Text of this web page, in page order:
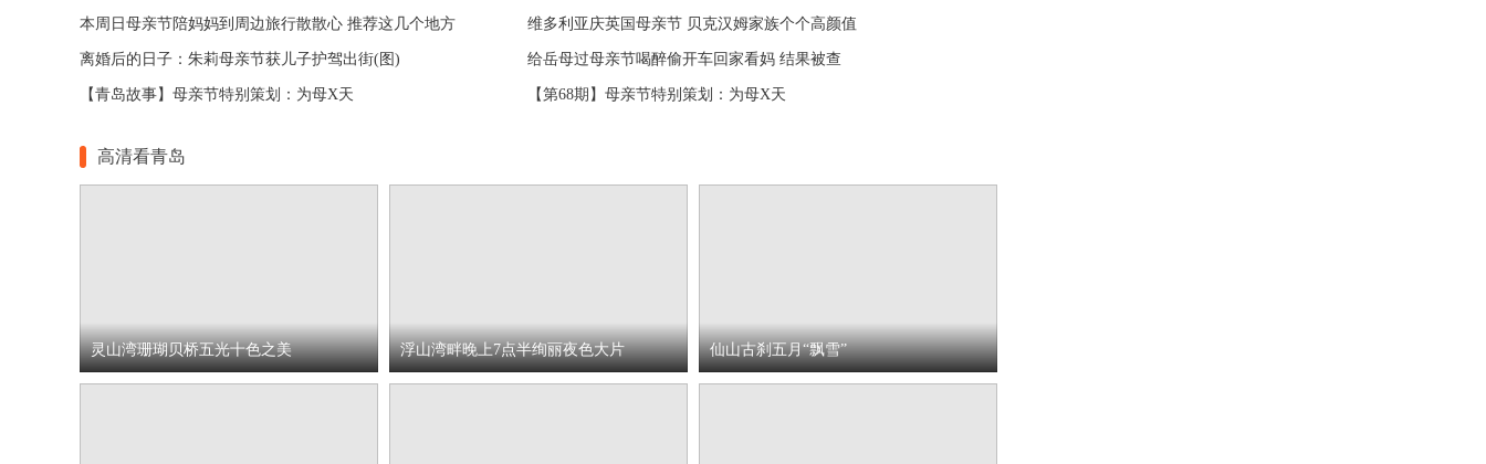
本周日母亲节陪妈妈到周边旅行散散心 推荐这几个地方 维多利亚庆英国母亲节 贝克汉姆家族个个高颜值
离婚后的日子：朱莉母亲节获儿子护驾出街(图) 给岳母过母亲节喝醉偷开车回家看妈 结果被查
【青岛故事】母亲节特别策划：为母X天 【第68期】母亲节特别策划：为母X天
高清看青岛
灵山湾珊瑚贝桥五光十色之美 浮山湾畔晚上7点半绚丽夜色大片 仙山古刹五月“飘雪”